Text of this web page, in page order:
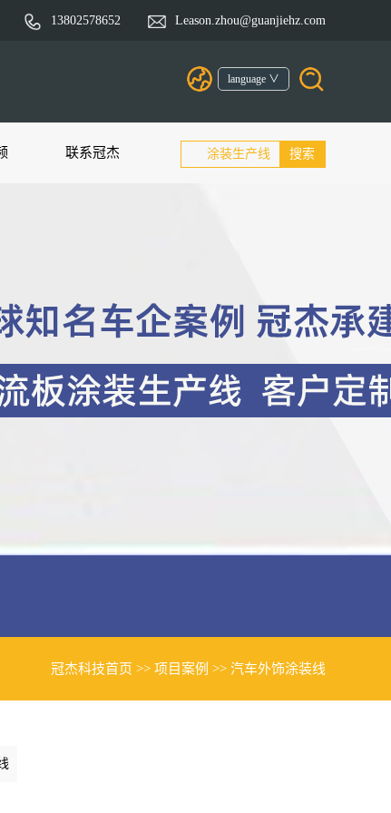
13802578652 Leason.zhou@guanjiehz.com
language ∨
联系冠杰
冠杰科技首页 >> 项目案例 >> 汽车外饰涂装线